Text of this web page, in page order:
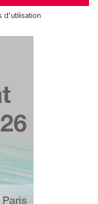
d'utilisation